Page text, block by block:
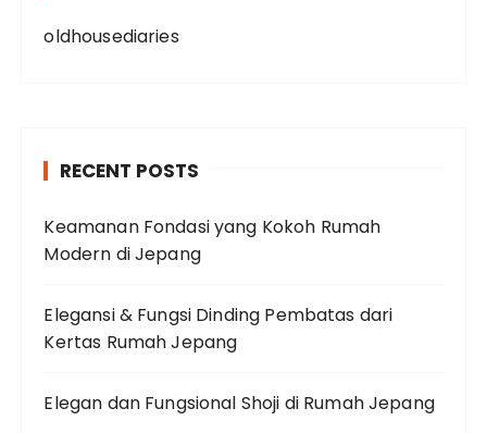
oldhousediaries
RECENT POSTS
Keamanan Fondasi yang Kokoh Rumah
Modern di Jepang
Elegansi & Fungsi Dinding Pembatas dari
Kertas Rumah Jepang
Elegan dan Fungsional Shoji di Rumah Jepang